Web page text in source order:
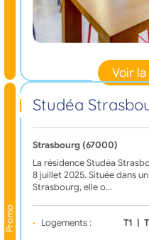
Voir
Promo
Studéa
Strasbourg (67000)
La résidence Studéa
8 juillet 2025. Située dans
Strasbourg, elle o…
Logements : T1